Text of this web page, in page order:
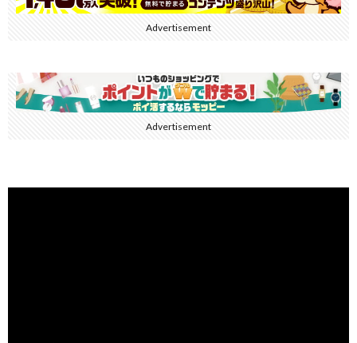
Advertisement
Advertisement